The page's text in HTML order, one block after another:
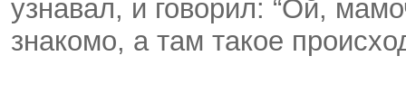
узнавал, и говорил: “Ой,
знакомо, а там такое